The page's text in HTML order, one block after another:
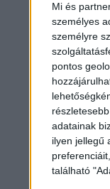
Mi és
személyes
személyre
pontos
adatainak
ilyen jellegű
található